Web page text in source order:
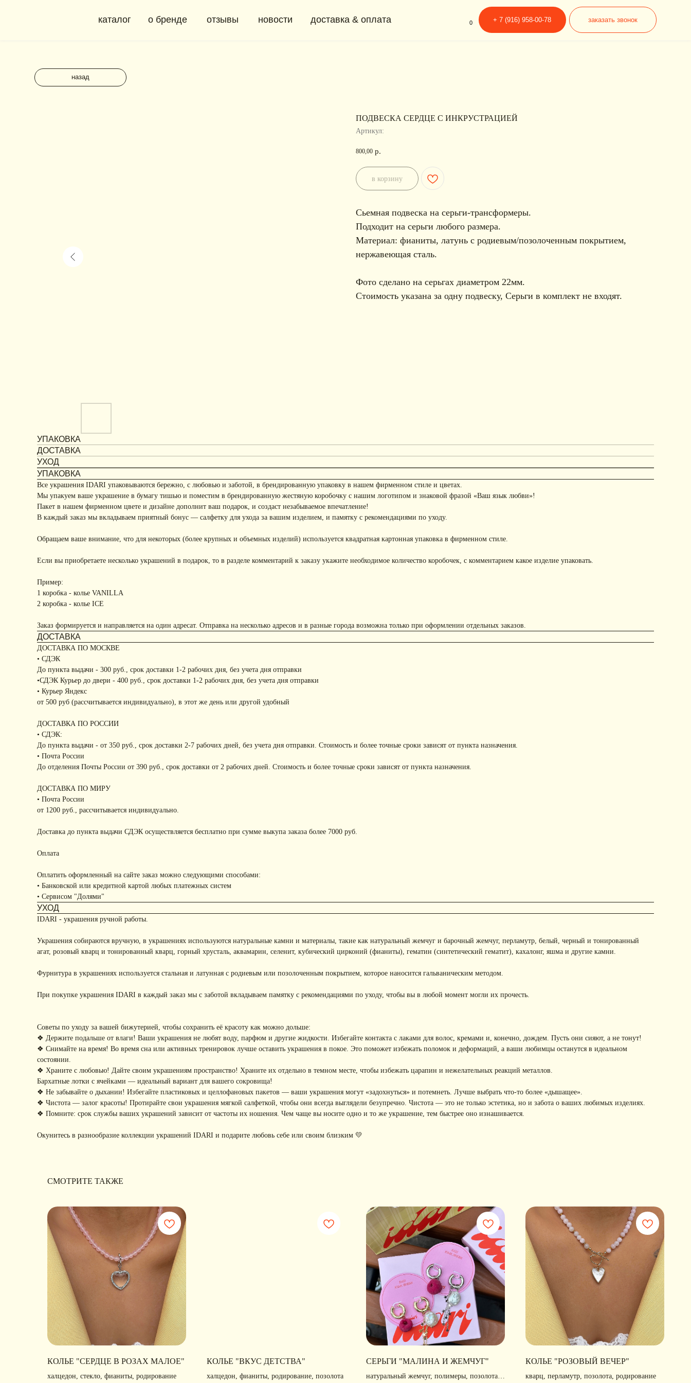
о бренде
каталог доставка & оплата
новости
отзывы заказать звонок
+ 7 (916) 958-00-78
назад
ПОДВЕСКА СЕРДЦЕ С ИНКРУСТРАЦИЕЙ
Артикул:
800,00 р.
в корзину
Сьемная подвеска на серьги-трансформеры.
Подходит на серьги любого размера.
Материал: фианиты, латунь с родиевым/позолоченным покрытием,
нержавеющая сталь.
Фото сделано на серьгах диаметром 22мм.
Стоимость указана за одну подвеску, Серьги в комплект не входят.
УПАКОВКА
ДОСТАВКА
УХОД
УПАКОВКА
Все украшения IDARI упаковываются бережно, с любовью и заботой, в брендированную упаковку в нашем фирменном стиле и цветах.
Мы упакуем ваше украшение в бумагу тишью и поместим в брендированную жестяную коробочку с нашим логотипом и знаковой фразой «Ваш язык любви»!
Пакет в нашем фирменном цвете и дизайне дополнит ваш подарок, и создаст незабываемое впечатление!
В каждый заказ мы вкладываем приятный бонус — салфетку для ухода за вашим изделием, и памятку с рекомендациями по уходу.
Обращаем ваше внимание, что для некоторых (более крупных и объемных изделий) используется квадратная картонная упаковка в фирменном стиле.
Если вы приобретаете несколько украшений в подарок, то в разделе комментарий к заказу укажите необходимое количество коробочек, с комментарием какое изделие упаковать.
Пример:
1 коробка - колье VANILLA
2 коробка - колье ICE
Заказ формируется и направляется на один адресат. Отправка на несколько адресов и в разные города возможна только при оформлении отдельных заказов.
ДОСТАВКА
ДОСТАВКА ПО МОСКВЕ
• СДЭК
До пункта выдачи - 300 руб., срок доставки 1-2 рабочих дня, без учета дня отправки
•СДЭК Курьер до двери - 400 руб., срок доставки 1-2 рабочих дня, без учета дня отправки
• Курьер Яндекс
от 500 руб (рассчитывается индивидуально), в этот же день или другой удобный
ДОСТАВКА ПО РОССИИ
• СДЭК:
До пункта выдачи - от 350 руб., срок доставки 2-7 рабочих дней, без учета дня отправки. Стоимость и более точные сроки зависят от пункта назначения.
• Почта России
До отделения Почты России от 390 руб., срок доставки от 2 рабочих дней. Стоимость и более точные сроки зависят от пункта назначения.
ДОСТАВКА ПО МИРУ
• Почта России
от 1200 руб., рассчитывается индивидуально.
Доставка до пункта выдачи СДЭК осуществляется бесплатно при сумме выкупа заказа более 7000 руб.
Оплата
Оплатить оформленный на сайте заказ можно следующими способами:
• Банковской или кредитной картой любых платежных систем
• Сервисом "Долями"
УХОД
IDARI - украшения ручной работы.
Украшения собираются вручную, в украшениях используются натуральные камни и материалы, такие как натуральный жемчуг и барочный жемчуг, перламутр, белый, черный и тонированный
агат, розовый кварц и тонированный кварц, горный хрусталь, аквамарин, селенит, кубический цирконий (фианиты), гематин (синтетический гематит), кахалонг, яшма и другие камни.
Фурнитура в украшениях используется стальная и латунная с родиевым или позолоченным покрытием, которое наносится гальваническим методом.
При покупке украшения IDARI в каждый заказ мы с заботой вкладываем памятку с рекомендациями по уходу, чтобы вы в любой момент могли их прочесть.
Советы по уходу за вашей бижутерией, чтобы сохранить её красоту как можно дольше:
❖ Держите подальше от влаги! Ваши украшения не любят воду, парфюм и другие жидкости. Избегайте контакта с лаками для волос, кремами и, конечно, дождем. Пусть они сияют, а не тонут!
❖ Снимайте на время! Во время сна или активных тренировок лучше оставить украшения в покое. Это поможет избежать поломок и деформаций, а ваши любимцы останутся в идеальном
состоянии.
❖ Храните с любовью! Дайте своим украшениям пространство! Храните их отдельно в темном месте, чтобы избежать царапин и нежелательных реакций металлов.
Бархатные лотки с ячейками — идеальный вариант для вашего сокровища!
❖ Не забывайте о дыхании! Избегайте пластиковых и целлофановых пакетов — ваши украшения могут «задохнуться» и потемнеть. Лучше выбрать что-то более «дышащее».
❖ Чистота — залог красоты! Протирайте свои украшения мягкой салфеткой, чтобы они всегда выглядели безупречно. Чистота — это не только эстетика, но и забота о ваших любимых изделиях.
❖ Помните: срок службы ваших украшений зависит от частоты их ношения. Чем чаще вы носите одно и то же украшение, тем быстрее оно изнашивается.
Окунитесь в разнообразие коллекции украшений IDARI и подарите любовь себе или своим близким 💛
СМОТРИТЕ ТАКЖЕ
КОЛЬЕ "СЕРДЦЕ В РОЗАХ МАЛОЕ"
халцедон, стекло, фианиты, родирование
КОЛЬЕ "ВКУС ДЕТСТВА"
халцедон, фианиты, родирование, позолота
СЕРЬГИ "МАЛИНА И ЖЕМЧУГ"
натуральный жемчуг, полимеры, позолота,
КОЛЬЕ "РОЗОВЫЙ ВЕЧЕР"
кварц, перламутр, позолота, родирование